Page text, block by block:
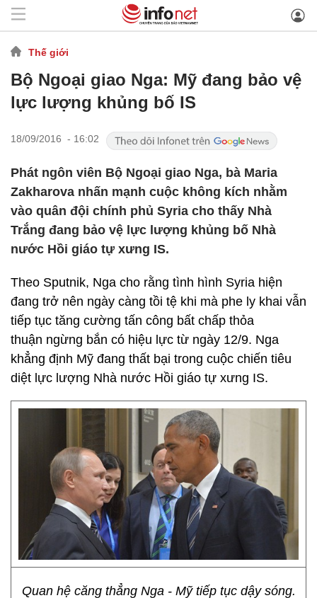
Thế giới
Bộ Ngoại giao Nga: Mỹ đang bảo vệ
lực lượng khủng bố IS
18/09/2016 - 16:02
Phát ngôn viên Bộ Ngoại giao Nga, bà Maria
Zakharova nhấn mạnh cuộc không kích nhằm
vào quân đội chính phủ Syria cho thấy Nhà
Trắng đang bảo vệ lực lượng khủng bố Nhà
nước Hồi giáo tự xưng IS.
Theo Sputnik, Nga cho rằng tình hình Syria hiện
đang trở nên ngày càng tồi tệ khi mà phe ly khai vẫn
tiếp tục tăng cường tấn công bất chấp thỏa
thuận ngừng bắn có hiệu lực từ ngày 12/9. Nga
khẳng định Mỹ đang thất bại trong cuộc chiến tiêu
diệt lực lượng Nhà nước Hồi giáo tự xưng IS.
Quan hệ căng thẳng Nga - Mỹ tiếp tục dậy sóng.